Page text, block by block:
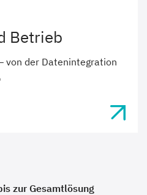
Betrieb
von der Datenintegration
zur Gesamtlösung